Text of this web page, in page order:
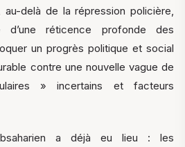
delà de la répression policière,
réticence profonde des
un progrès politique et social
contre une nouvelle vague de
» incertains et facteurs
a déjà eu lieu : les